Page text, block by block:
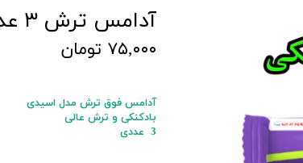
چاپستیک
بابل تی
سس
کیمچی
آدامس ترش ۳ عددی
۷۵,۰۰۰ تومان
آدامس فوق ترش مدل اسیدی
بادکنکی و ترش عالی
3 عددی